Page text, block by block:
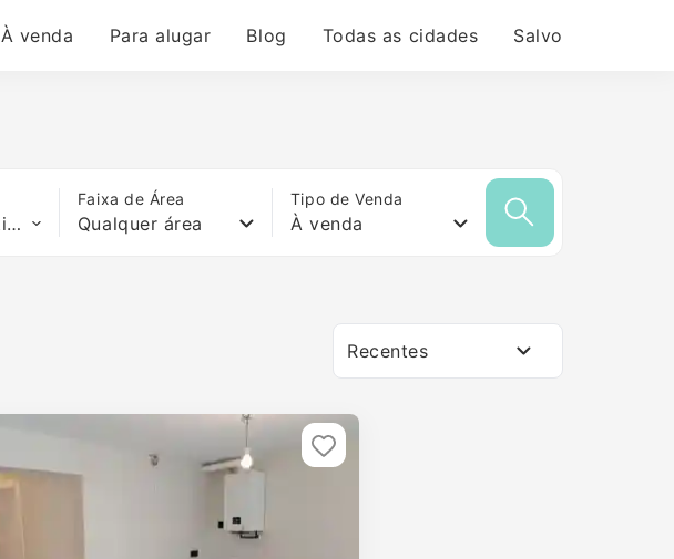
À venda Para alugar Blog Todas as cidades Salvo
Qualquer quantidade de quartos
Faixa de Área
Qualquer área
Tipo de Venda
À venda
Recentes